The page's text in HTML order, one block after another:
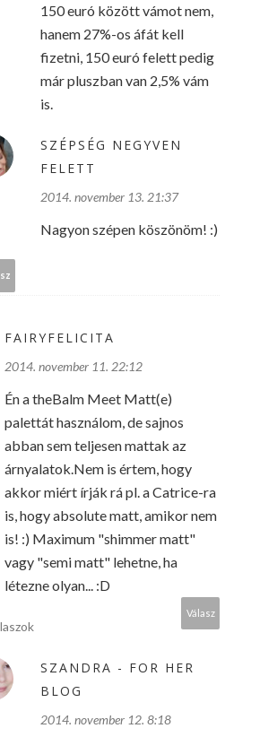
150 euró között vámot nem,
hanem 27%-os áfát kell
fizetni, 150 euró felett pedig
már pluszban van 2,5% vám
is.
SZÉPSÉG NEGYVEN
FELETT
2014. november 13. 21:37
Nagyon szépen köszönöm! :)
FAIRYFELICITA
2014. november 11. 22:12
Én a theBalm Meet Matt(e)
palettát használom, de sajnos
abban sem teljesen mattak az
árnyalatok.Nem is értem, hogy
akkor miért írják rá pl. a Catrice-ra
is, hogy absolute matt, amikor nem
is! :) Maximum "shimmer matt"
vagy "semi matt" lehetne, ha
létezne olyan... :D
Válasz
SZANDRA - FOR HER
BLOG
2014. november 12. 8:18